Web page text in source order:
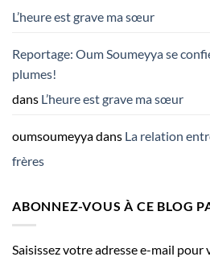
L’heure est grave ma sœur
Reportage: Oum Soumeyya se
plumes!
dans L’heure est grave ma sœur
oumsoumeyyadans La relation
frères
ABONNEZ-VOUS À CE BLOG
Saisissez votre adresse e-mail pour